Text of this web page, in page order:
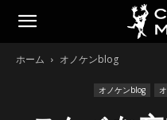
ホーム オノケンblog
オノケンblog